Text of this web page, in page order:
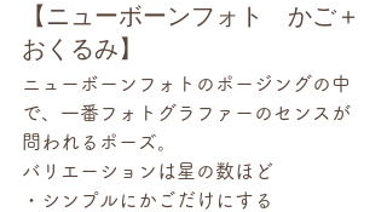
【ニューボーンフォト　かご＋
おくるみ】
ニューボーンフォトのポージングの中
で、一番フォトグラファーのセンスが
問われるポーズ。
バリエーションは星の数ほど
・シンプルにかごだけにする